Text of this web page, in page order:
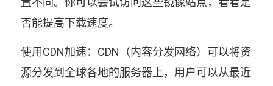
否能提高下载速度。
使用CDN加速：CDN（内容分发网络）可以将资
源分发到全球各地的服务器上，用户可以从最近